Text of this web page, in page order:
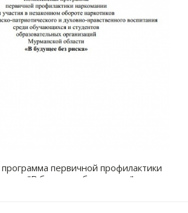
первичной профилактики
"В будущее без рисков"